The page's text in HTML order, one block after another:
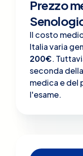
Prezzo
Il costo
Italia varia
200€.
seconda
medica e del
l'esame.